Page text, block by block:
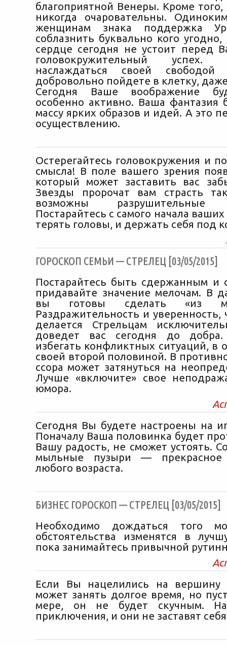
благоприятной Венеры. Кроме
никогда очаровательны.
женщинам знака поддержка
соблазнить буквально кого
сердце сегодня не устоит перед
головокружительный
наслаждаться своей
добровольно пойдете в клетку,
Сегодня Ваше воображение
особенно активно. Ваша фантазия
массу ярких образов и идей. А это
осуществлению.
Остерегайтесь головокружения и
смысла! В поле вашего зрения
который может заставить вас
Звезды пророчат вам страсть
возможны разрушительные
Постарайтесь с самого начала
терять головы, и держать себя под
ГОРОСКОП СЕМЬИ — СТРЕЛЕЦ [03/05/2015]
Постарайтесь быть сдержанным и
придавайте значение мелочам. В
вы готовы сделать «из
Раздражительность и уверенность,
делается Стрельцам
доведет вас сегодня до добра.
избегать конфликтных ситуаций, в
своей второй половиной. В
ссора может затянуться на
Лучше «включите» свое
юмора.
Сегодня Вы будете настроены на
Поначалу Ваша половинка будет
Вашу радость, не сможет устоять.
мыльные пузыри — прекрасное
любого возраста.
БИЗНЕС ГОРОСКОП — СТРЕЛЕЦ [03/05/2015]
Необходимо дождаться того
обстоятельства изменятся в
пока занимайтесь привычной
Если Вы нацелились на вершину
может занять долгое время, но
мере, он не будет скучным.
приключения, и они не заставят